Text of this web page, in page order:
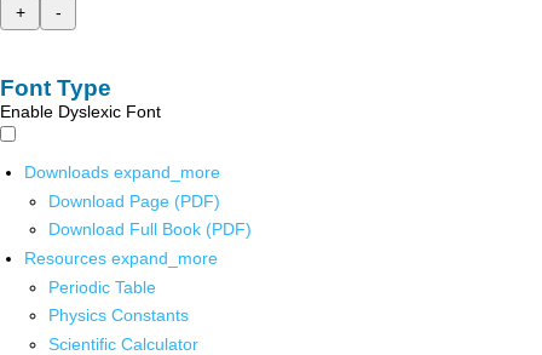
+
-
Font Type
Enable Dyslexic Font
Downloads expand_more
Download Page (PDF)
Download Full Book (PDF)
Resources expand_more
Periodic Table
Physics Constants
Scientific Calculator